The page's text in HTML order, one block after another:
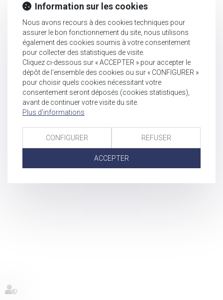
Information sur les cookies
Nous avons recours à des cookies techniques pour
assurer le bon fonctionnement du site, nous utilisons
également des cookies soumis à votre consentement
pour collecter des statistiques de visite.
Cliquez ci-dessous sur « ACCEPTER » pour accepter le
dépôt de l'ensemble des cookies ou sur « CONFIGURER »
pour choisir quels cookies nécessitant votre
consentement seront déposés (cookies statistiques),
avant de continuer votre visite du site.
Plus d'informations
CONFIGURER REFUSER
ACCEPTER